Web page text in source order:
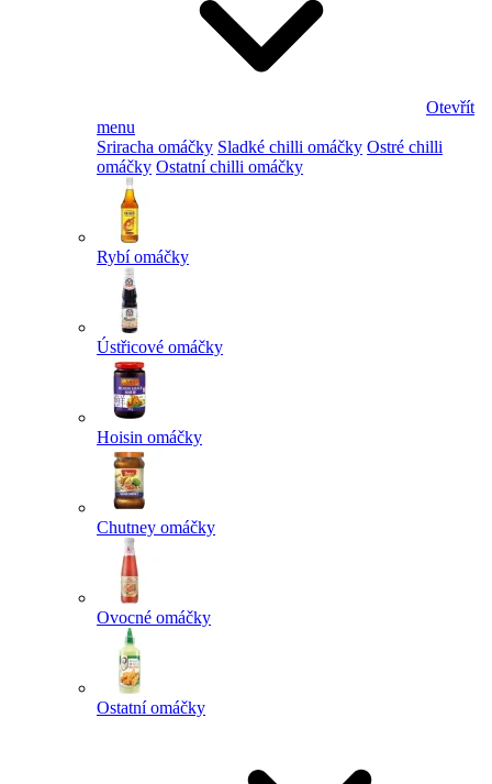
Otevřít
menu
Sriracha omáčky Sladké chilli omáčky Ostré chilli
omáčky Ostatní chilli omáčky
Rybí omáčky
Ústřicové omáčky
Hoisin omáčky
Chutney omáčky
Ovocné omáčky
Ostatní omáčky